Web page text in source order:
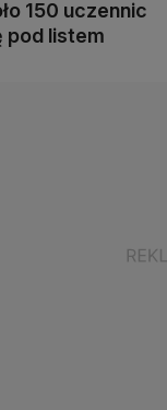
150 uczennic
pod listem